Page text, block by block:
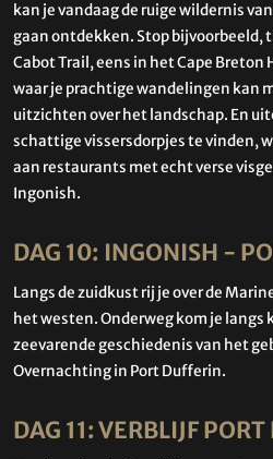
kan je vandaag de ruige wildernis
gaan ontdekken. Stop bijvoorbeeld,
Cabot Trail, eens in het Cape
waar je prachtige wandelingen kan
uitzichten over het landschap. En
schattige vissersdorpjes te vinden,
aan restaurants met echt verse
Ingonish.
DAG 10: INGONISH -
Langs de zuidkust rij je over de
het westen. Onderweg kom je langs
zeevarende geschiedenis van het
Overnachting in Port Dufferin.
DAG 11: VERBLIJF